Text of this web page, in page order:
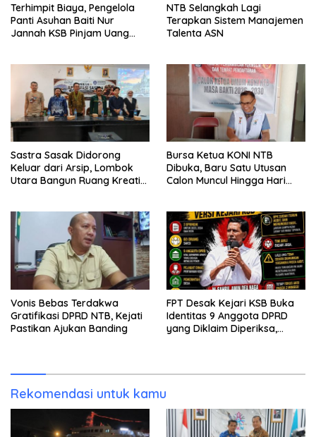
Terhimpit Biaya, Pengelola
Panti Asuhan Baiti Nur
Jannah KSB Pinjam Uang
Kunjung Tuntas
NTB Selangkah Lagi
Terapkan Sistem Manajemen
Talenta ASN
Sastra Sasak Didorong
Keluar dari Arsip, Lombok
Utara Bangun Ruang Kreatif
Bursa Ketua KONI NTB
Dibuka, Baru Satu Utusan
Calon Muncul Hingga Hari
Vonis Bebas Terdakwa
Gratifikasi DPRD NTB, Kejati
Pastikan Ajukan Banding
FPT Desak Kejari KSB Buka
Identitas 9 Anggota DPRD
yang Diklaim Diperiksa,
Rekomendasi untuk kamu